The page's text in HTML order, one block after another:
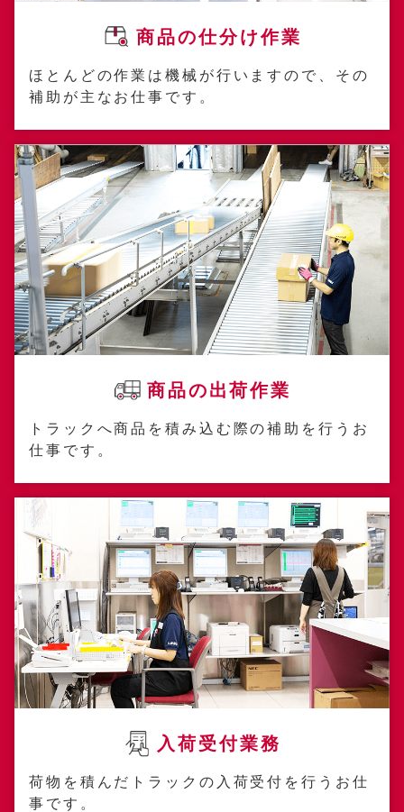
商品の仕分け作業
ほとんどの作業は機械が行いますので、その
補助が主なお仕事です。
商品の出荷作業
トラックへ商品を積み込む際の補助を行うお
仕事です。
入荷受付業務
荷物を積んだトラックの入荷受付を行うお仕
事です。